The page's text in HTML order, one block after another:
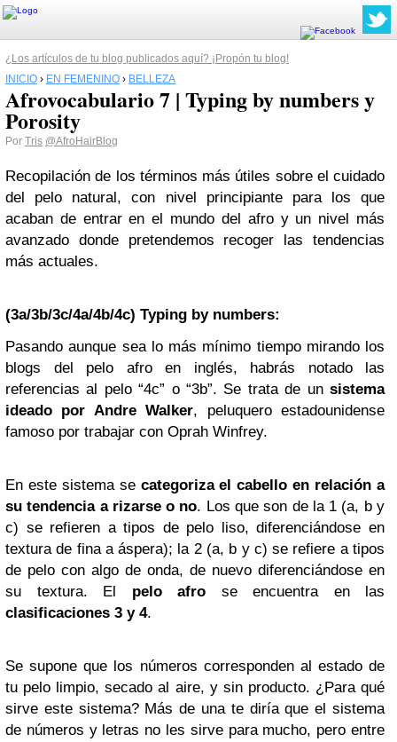
¿Los artículos de tu blog publicados aquí? ¡Propón tu blog!
INICIO › EN FEMENINO › BELLEZA
Afrovocabulario 7 | Typing by numbers y
Porosity
Por Tris @AfroHairBlog
Recopilación de los términos más útiles sobre el cuidado
del pelo natural, con nivel principiante para los que
acaban de entrar en el mundo del afro y un nivel más
avanzado donde pretendemos recoger las tendencias
más actuales.
(3a/3b/3c/4a/4b/4c) Typing by numbers:
Pasando aunque sea lo más mínimo tiempo mirando los
blogs del pelo afro en inglés, habrás notado las
referencias al pelo “4c” o “3b”. Se trata de unsistema
ideado por Andre Walker, peluquero estadounidense
famoso por trabajar con Oprah Winfrey.
En este sistema secategoriza el cabello en relación a
su tendencia a rizarse o no. Los que son de la 1 (a, b y
c) se refieren a tipos de pelo liso, diferenciándose en
textura de fina a áspera); la 2 (a, b y c) se refiere a tipos
de pelo con algo de onda, de nuevo diferenciándose en
su textura. El pelo afro se encuentra en las
clasificaciones 3 y 4.
Se supone que los números corresponden al estado de
tu pelo limpio, secado al aire, y sin producto. ¿Para qué
sirve este sistema? Más de una te diría que el sistema
de números y letras no les sirve para mucho, pero entre